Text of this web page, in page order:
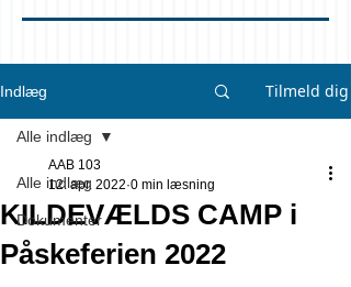
Indlæg Tilmeld dig
Alle indlæg
Dokumenter
Alle indlæg
KILDEVÆLDS CAMP i
Påskeferien 2022
AAB 103
12. apr. 2022 0 min læsning